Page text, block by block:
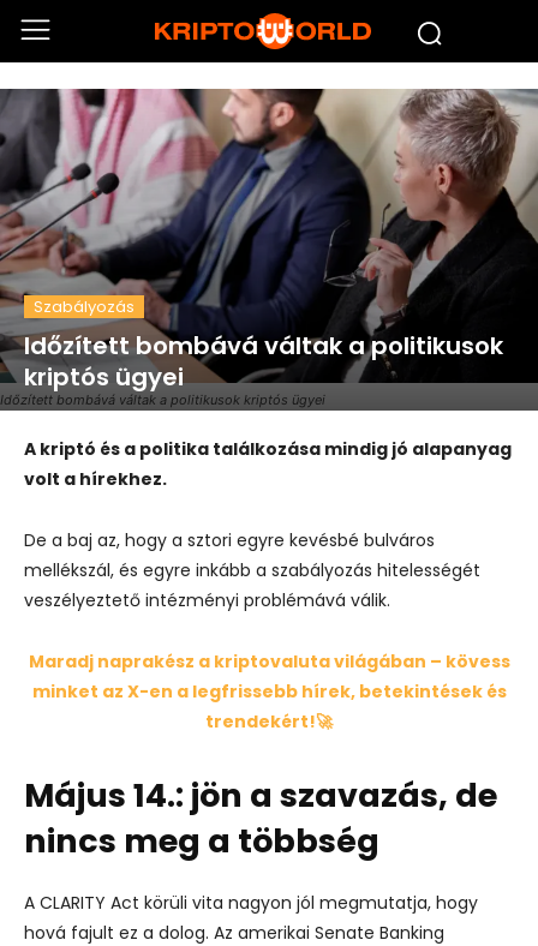
Időzített bombává váltak a politikusok kriptós ügyei
Szabályozás
Időzített bombává váltak a politikusok
kriptós ügyei
A kriptó és a politika találkozása mindig jó alapanyag
volt a hírekhez.
De a baj az, hogy a sztori egyre kevésbé bulváros
mellékszál, és egyre inkább a szabályozás hitelességét
veszélyeztető intézményi problémává válik.
Maradj naprakész a kriptovaluta világában – kövess
minket az X-en a legfrissebb hírek, betekintések és
trendekért!🚀
Május 14.: jön a szavazás, de
nincs meg a többség
A CLARITY Act körüli vita nagyon jól megmutatja, hogy
hová fajult ez a dolog. Az amerikai Senate Banking